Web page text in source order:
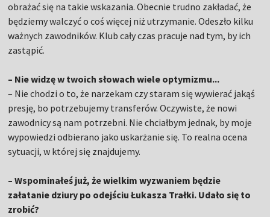
obrażać się na takie wskazania. Obecnie trudno zakładać, że
będziemy walczyć o coś więcej niż utrzymanie. Odeszło kilku
ważnych zawodników. Klub cały czas pracuje nad tym, by ich
zastąpić.
– Nie widzę w twoich słowach wiele optymizmu...
– Nie chodzi o to, że narzekam czy staram się wywierać jakąś
presję, bo potrzebujemy transferów. Oczywiste, że nowi
zawodnicy są nam potrzebni. Nie chciałbym jednak, by moje
wypowiedzi odbierano jako uskarżanie się. To realna ocena
sytuacji, w której się znajdujemy.
– Wspominałeś już, że wielkim wyzwaniem będzie
załatanie dziury po odejściu Łukasza Trałki. Udało się to
zrobić?